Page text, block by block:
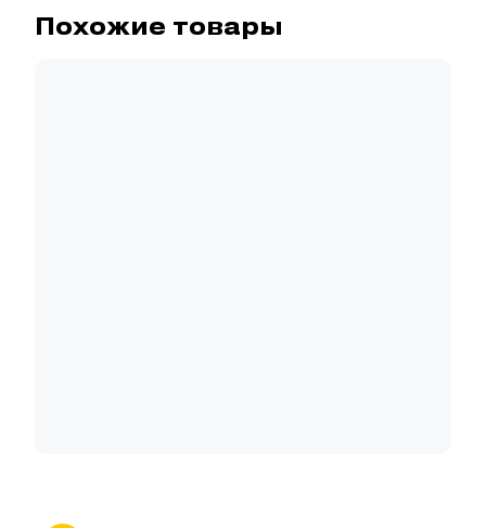
Похожие товары